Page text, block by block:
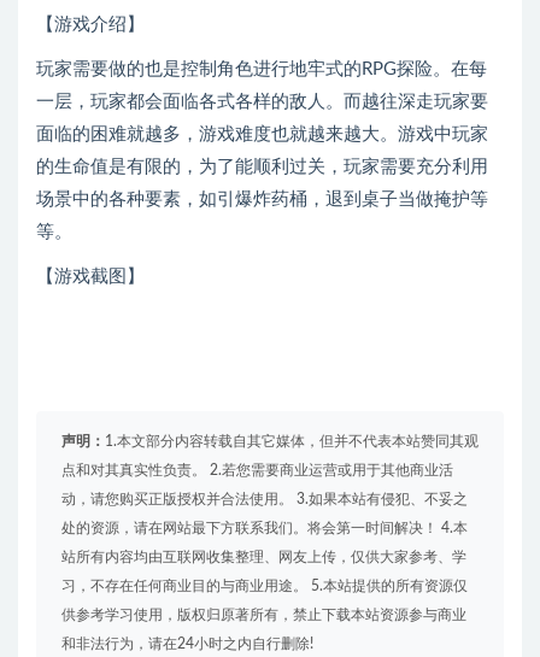
【游戏介绍】
玩家需要做的也是控制角色进行地牢式的RPG探险。在每
一层，玩家都会面临各式各样的敌人。而越往深走玩家要
面临的困难就越多，游戏难度也就越来越大。游戏中玩家
的生命值是有限的，为了能顺利过关，玩家需要充分利用
场景中的各种要素，如引爆炸药桶，退到桌子当做掩护等
等。
【游戏截图】
声明： 1.本文部分内容转载自其它媒体，但并不代表本站赞同其观
点和对其真实性负责。 2.若您需要商业运营或用于其他商业活
动，请您购买正版授权并合法使用。 3.如果本站有侵犯、不妥之
处的资源，请在网站最下方联系我们。将会第一时间解决！ 4.本
站所有内容均由互联网收集整理、网友上传，仅供大家参考、学
习，不存在任何商业目的与商业用途。 5.本站提供的所有资源仅
供参考学习使用，版权归原著所有，禁止下载本站资源参与商业
和非法行为，请在24小时之内自行删除!